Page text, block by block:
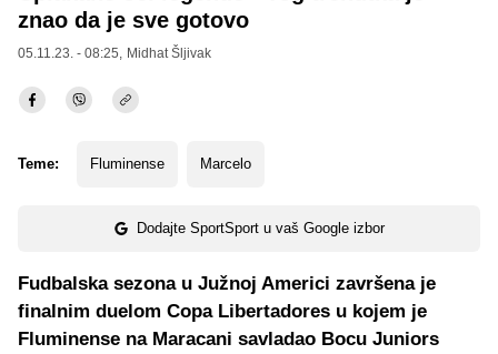
znao da je sve gotovo
05.11.23. - 08:25, Midhat Šljivak
Teme: Fluminense Marcelo
Dodajte SportSport u vaš Google izbor
Fudbalska sezona u Južnoj Americi završena je
finalnim duelom Copa Libertadores u kojem je
Fluminense na Maracani savladao Bocu Juniors